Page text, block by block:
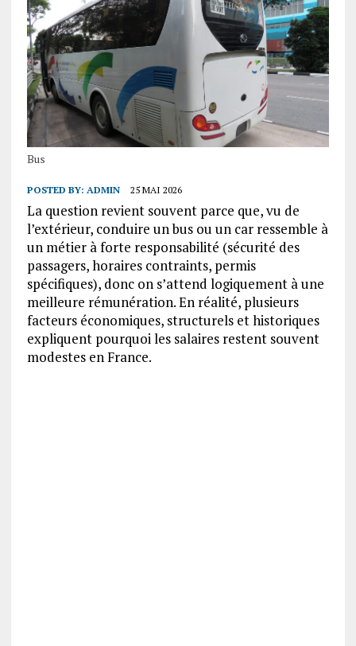
Bus
POSTED BY: ADMIN 25 MAI 2026
La question revient souvent parce que, vu de
l’extérieur, conduire un bus ou un car ressemble à
un métier à forte responsabilité (sécurité des
passagers, horaires contraints, permis
spécifiques), donc on s’attend logiquement à une
meilleure rémunération. En réalité, plusieurs
facteurs économiques, structurels et historiques
expliquent pourquoi les salaires restent souvent
modestes en France.